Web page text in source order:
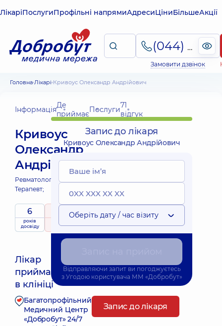
ЛікаріПослугиПрофільні напрямиАдресиЦіниБільшеАкції
(044) 495-2-888
Замовити дзвінок
Головна Лікарі Кривоус Олександр Андрійович
ІнформаціяДе
приймаєПослуги71
відгук
Кривоус
Олександр
Андрійович
Ревматолог;
Кардіолог;
Терапевт;
6
років
досвіду
5 / 5
на підставі
71 відгук
Лікар
приймає
в клініці
Найближчий час прийому: 14.08.2026 8:00
Багатопрофільний
Медичний Центр
«Добробут» 24/7
Запис до лікаря
Запис до лікаря
Кривоус Олександр Андрійович
Оберіть дату / час візиту
Відправляючи запит ви погоджуєтесь
з Угодою користувача ММ «Добробут»